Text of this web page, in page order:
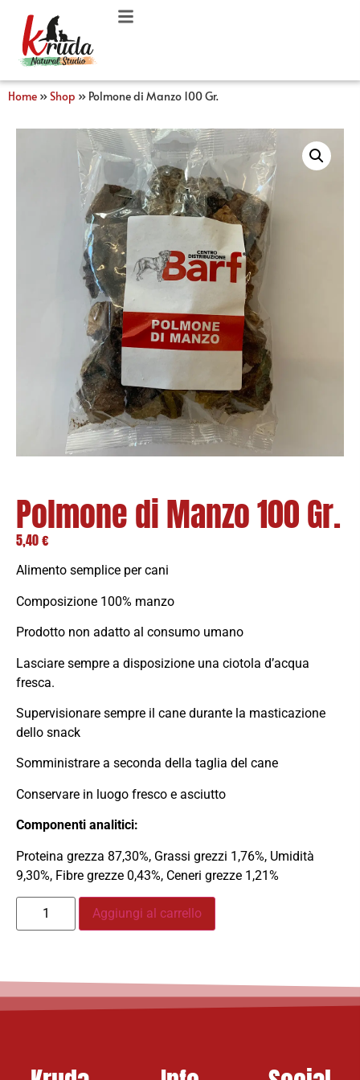
Home »Shop » Polmone di Manzo 100 Gr.
Polmone di Manzo 100 Gr.
5,40€
Alimento semplice per cani
Composizione 100% manzo
Prodotto non adatto al consumo umano
Lasciare sempre a disposizione una ciotola d’acqua
fresca.
Supervisionare sempre il cane durante la masticazione
dello snack
Somministrare a seconda della taglia del cane
Conservare in luogo fresco e asciutto
Componenti analitici:
Proteina grezza 87,30%, Grassi grezzi 1,76%, Umidità
9,30%, Fibre grezze 0,43%, Ceneri grezze 1,21%
Aggiungi al carrello